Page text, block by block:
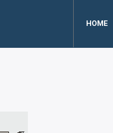
HOME